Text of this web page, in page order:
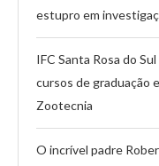
estupro em
IFC Santa Rosa do
cursos de graduação
Zootecnia
O incrível padre